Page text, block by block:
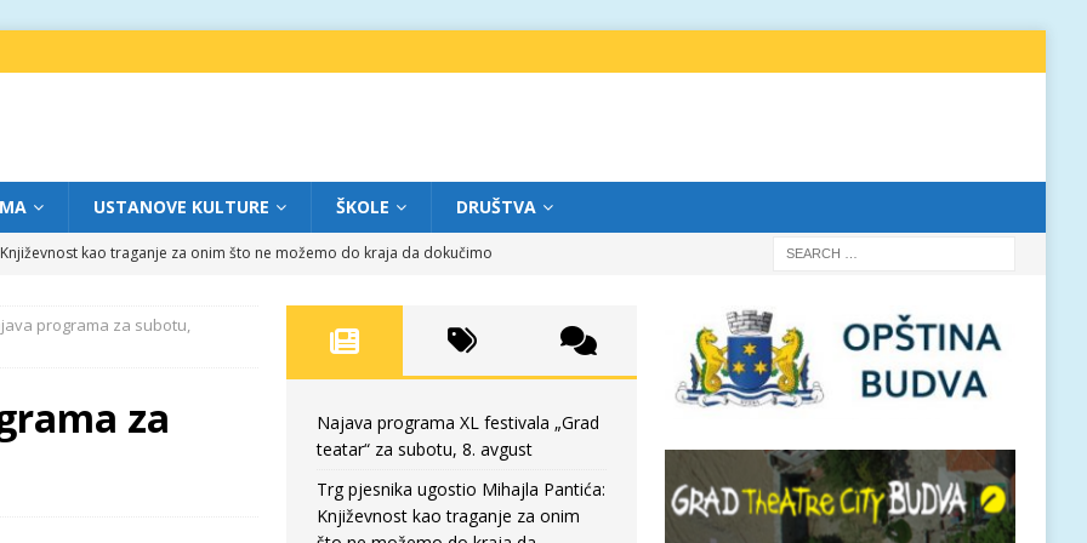
USTANOVE KULTURE ŠKOLE DRUŠTVA
kao traganje za onim što ne možemo do kraja da dokučimo
za petak, 7. avgust
„Više od igre” na sceni između crkava
FOKUS
za četvrtak, 6. avgust
za subotu, 8. avgust
programa za subotu,
za
Najava programa XL festivala „Grad
teatar“ za subotu, 8. avgust
Trg pjesnika ugostio Mihajla Pantića:
Književnost kao traganje za onim